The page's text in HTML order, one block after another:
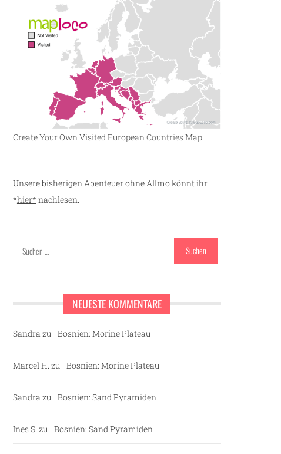
Create Your Own Visited European Countries Map
Unsere bisherigen Abenteuer ohne Allmo könnt ihr
*hier* nachlesen.
Suchen
nach:
NEUESTE KOMMENTARE
Sandra zu Bosnien: Morine Plateau
Marcel H. zu Bosnien: Morine Plateau
Sandra zu Bosnien: Sand Pyramiden
Ines S. zu Bosnien: Sand Pyramiden